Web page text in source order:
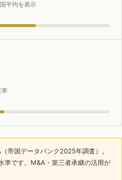
平均を表示
率
（帝国データバンク2025年調査）。
準です。M&A・第三者承継の活用が